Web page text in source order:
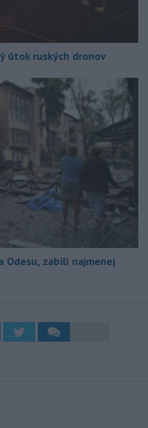
útok ruských dronov
Odesu, zabili najmenej